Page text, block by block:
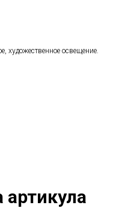
художественное освещение.